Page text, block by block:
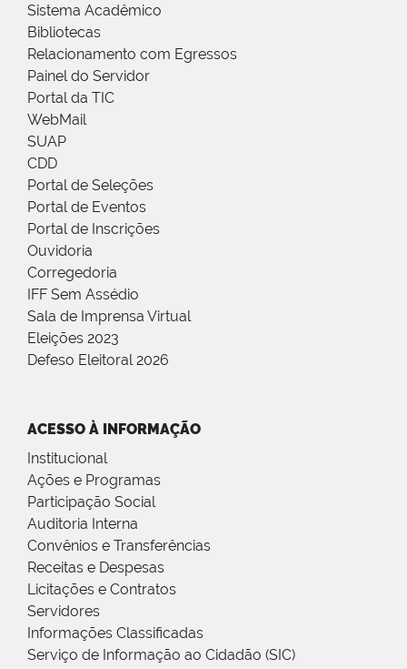
Sistema Acadêmico
Bibliotecas
Relacionamento com Egressos
Painel do Servidor
Portal da TIC
WebMail
SUAP
CDD
Portal de Seleções
Portal de Eventos
Portal de Inscrições
Ouvidoria
Corregedoria
IFF Sem Assédio
Sala de Imprensa Virtual
Eleições 2023
Defeso Eleitoral 2026
ACESSO À INFORMAÇÃO
Institucional
Ações e Programas
Participação Social
Auditoria Interna
Convênios e Transferências
Receitas e Despesas
Licitações e Contratos
Servidores
Informações Classificadas
Serviço de Informação ao Cidadão (SIC)